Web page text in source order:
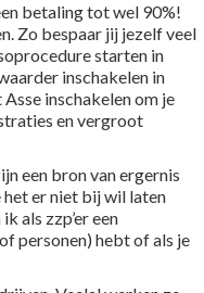
betaling tot wel 90%!
Zo bespaar jij jezelf veel
starten in
inschakelen in
inschakelen om je
en vergroot
een bron van ergernis
er niet bij wil laten
als zzp’er een
personen) hebt of als je